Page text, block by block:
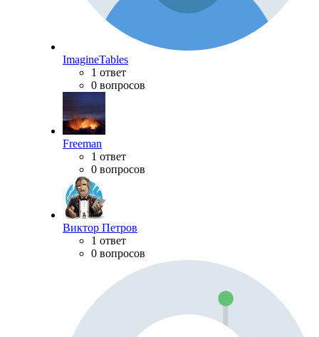
ImagineTables
1 ответ
0 вопросов
Freeman
1 ответ
0 вопросов
Виктор Петров
1 ответ
0 вопросов